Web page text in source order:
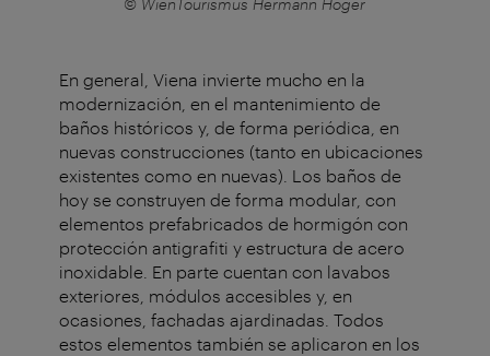
© WienTourismus Hermann Höger
En general, Viena invierte mucho en la
modernización, en el mantenimiento de
baños históricos y, de forma periódica, en
nuevas construcciones (tanto en ubicaciones
existentes como en nuevas). Los baños de
hoy se construyen de forma modular, con
elementos prefabricados de hormigón con
protección antigrafiti y estructura de acero
inoxidable. En parte cuentan con lavabos
exteriores, módulos accesibles y, en
ocasiones, fachadas ajardinadas. Todos
estos elementos también se aplicaron en los